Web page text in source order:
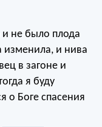
и не было плода
изменила, и нива
в загоне и
я буду
о Боге спасения